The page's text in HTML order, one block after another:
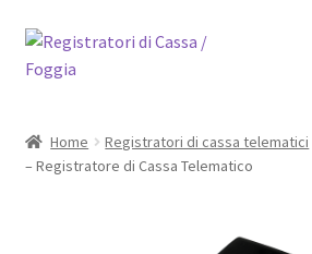
Vai
alla
Vai
al
Il mio account
Home Registratori di cassa telematici
– Registratore di Cassa Telematico